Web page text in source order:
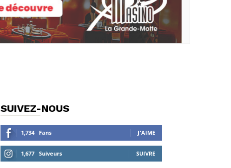
SUIVEZ-NOUS
1,734 Fans J'AIME
1,677 Suiveurs SUIVRE